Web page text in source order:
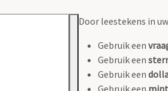
Door leestekens in
Gebruik een
Gebruik een
Gebruik een